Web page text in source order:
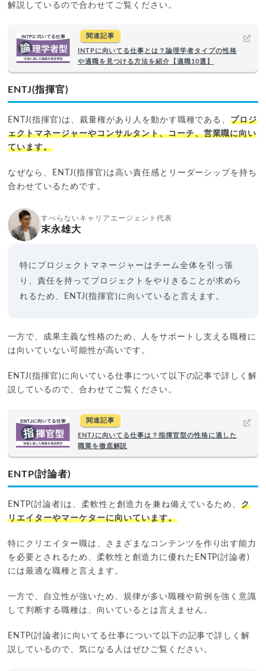
解説しているので合わせてご覧ください。
関連記事
INTPに向いてる仕事とは？論理学者タイプの性格
や適職を見つける方法を紹介【適職10選】
ENTJ(指揮官)
ENTJ(指揮官)は、裁量権があり人を動かす職種である、プロジ
ェクトマネージャーやコンサルタント、コーチ、営業職に向い
ています。
なぜなら、ENTJ(指揮官)は高い責任感とリーダーシップを持ち
合わせているためです。
すべらないキャリアエージェント代表
末永雄大
特にプロジェクトマネージャーはチーム全体を引っ張
り、責任を持ってプロジェクトをやりきることが求めら
れるため、ENTJ(指揮官)に向いていると言えます。
一方で、成果主義な性格のため、人をサポートし支える職種に
は向いていない可能性が高いです。
ENTJ(指揮官)に向いている仕事について以下の記事で詳しく解
説しているので、合わせてご覧ください。
関連記事
ENTJに向いてる仕事は？指揮官型の性格に適した
職業を徹底解説
ENTP(討論者)
ENTP(討論者)は、柔軟性と創造力を兼ね備えているため、ク
リエイターやマーケターに向いています。
特にクリエイター職は、さまざまなコンテンツを作り出す能力
を必要とされるため、柔軟性と創造力に優れたENTP(討論者)
には最適な職種と言えます。
一方で、自立性が強いため、規律が多い職種や前例を強く意識
して判断する職種は、向いているとは言えません。
ENTP(討論者)に向いてる仕事について以下の記事で詳しく解
説しているので、気になる人はぜひご覧ください。